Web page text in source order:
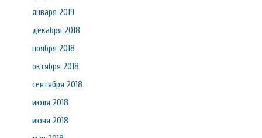
января 2019
декабря 2018
ноября 2018
октября 2018
сентября 2018
июля 2018
июня 2018